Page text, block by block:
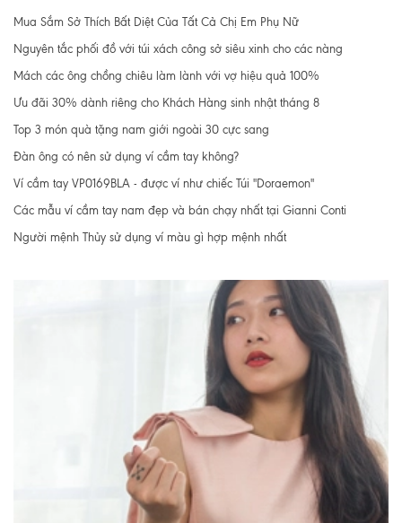
Mua Sắm Sở Thích Bất Diệt Của Tất Cả Chị Em Phụ Nữ
Nguyên tắc phối đồ với túi xách công sở siêu xinh cho các nàng
Mách các ông chồng chiêu làm lành với vợ hiệu quả 100%
Ưu đãi 30% dành riêng cho Khách Hàng sinh nhật tháng 8
Top 3 món quà tặng nam giới ngoài 30 cực sang
Đàn ông có nên sử dụng ví cầm tay không?
Ví cầm tay VP0169BLA - được ví như chiếc Túi "Doraemon"
Các mẫu ví cầm tay nam đẹp và bán chạy nhất tại Gianni Conti
Người mệnh Thủy sử dụng ví màu gì hợp mệnh nhất